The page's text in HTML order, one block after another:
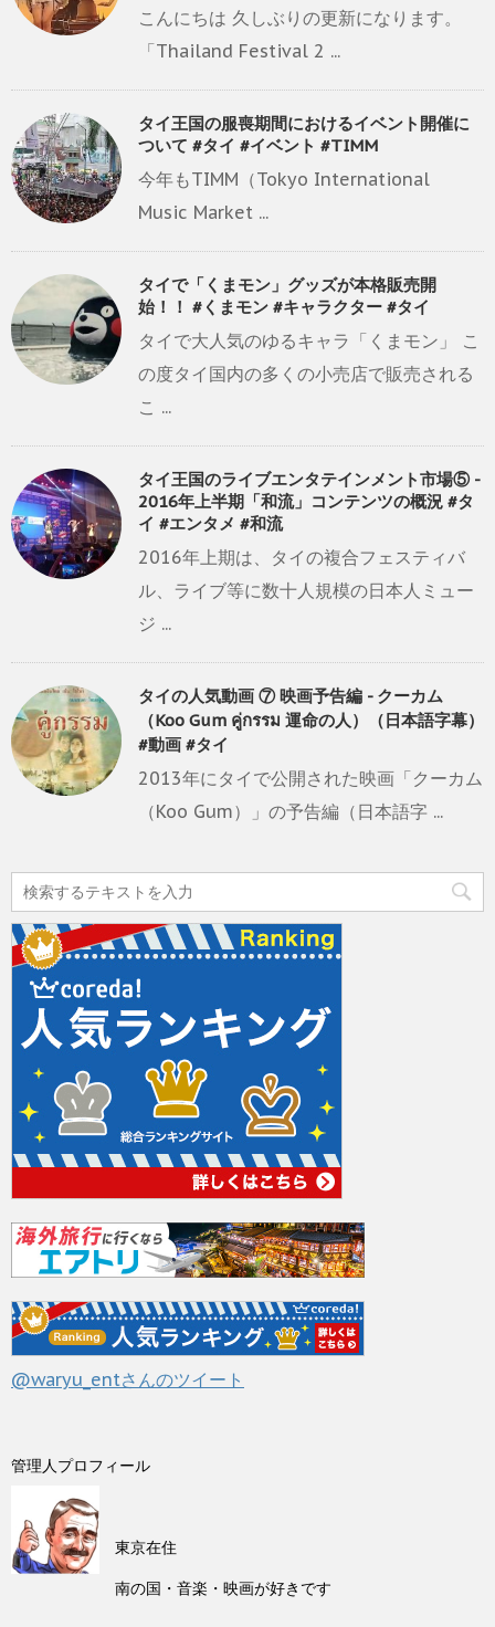
こんにちは 久しぶりの更新になります。
「Thailand Festival 2 ...
タイ王国の服喪期間におけるイベント開催に
ついて #タイ #イベント #TIMM
今年もTIMM（Tokyo International
Music Market ...
タイで「くまモン」グッズが本格販売開
始！！ #くまモン #キャラクター #タイ
タイで大人気のゆるキャラ「くまモン」 こ
の度タイ国内の多くの小売店で販売される
こ ...
タイ王国のライブエンタテインメント市場⑤ -
2016年上半期「和流」コンテンツの概況 #タ
イ #エンタメ #和流
2016年上期は、タイの複合フェスティバ
ル、ライブ等に数十人規模の日本人ミュー
ジ ...
タイの人気動画 ⑦ 映画予告編 - クーカム
（Koo Gum คู่กรรม 運命の人）（日本語字幕）
#動画 #タイ
2013年にタイで公開された映画「クーカム
（Koo Gum）」の予告編（日本語字 ...
@waryu_entさんのツイート
管理人プロフィール
東京在住
南の国・音楽・映画が好きです